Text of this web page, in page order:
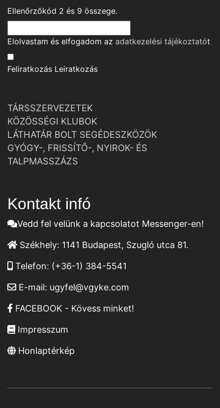
Ellenőrzőkód 2 és 9 összege.
Elolvastam és elfogadom az adatkezelési tájékoztatót
Feliratkozás Leiratkozás
TÁRSSZERVEZETEK
KÖZÖSSÉGI KLUBOK
LÁTHATÁR BOLT SEGÉDESZKÖZÖK
GYÓGY-, FRISSÍTŐ-, NYIROK- ÉS
TALPMASSZÁZS
Kontakt infó
Vedd fel velünk a kapcsolatot Messenger-en!
Székhely: 1141 Budapest, Szugló utca 81.
Telefon: (+36-1) 384-5541
E-mail: ugyfel@vgyke.com
FACEBOOK - Kövess minket!
Impresszum
Honlaptérkép